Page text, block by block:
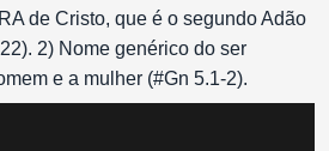
de Cristo, que é o segundo Adão
2) Nome genérico do ser
e a mulher (#Gn 5.1-2).